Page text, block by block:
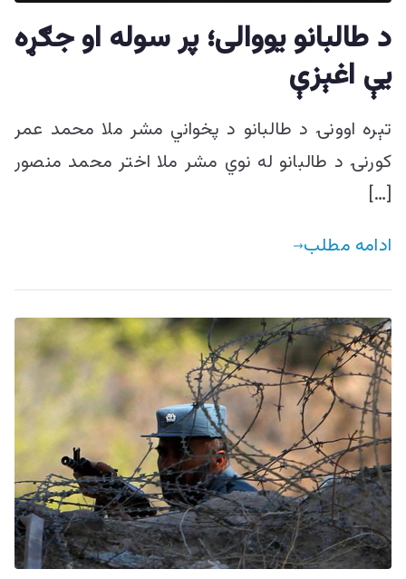
ییزو څېړنو
مرکز
د طالبانو يووالی؛ پر سوله او جګړه
يې اغېزې
تېره اوونۍ د طالبانو د پخواني مشر ملا محمد عمر
کورنۍ د طالبانو له نوي مشر ملا اختر محمد منصور
[…]
ادامه مطلب